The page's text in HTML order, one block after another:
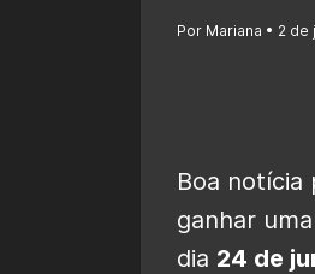
Por Mariana • 2 de
Boa notícia
ganhar
dia 24 de